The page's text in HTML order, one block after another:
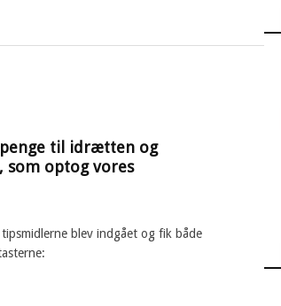
til idrætten og
som optog vores
blev indgået og fik både